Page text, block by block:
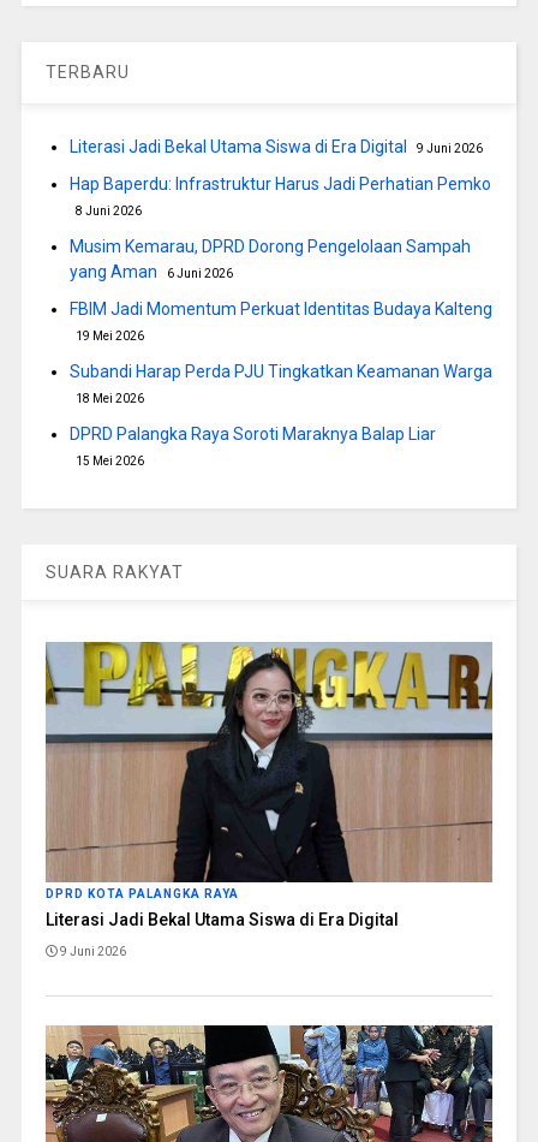
TERBARU
Literasi Jadi Bekal Utama Siswa di Era Digital 9 Juni 2026
Hap Baperdu: Infrastruktur Harus Jadi Perhatian Pemko
8 Juni 2026
Musim Kemarau, DPRD Dorong Pengelolaan Sampah
yang Aman
6 Juni 2026
FBIM Jadi Momentum Perkuat Identitas Budaya Kalteng
19 Mei 2026
Subandi Harap Perda PJU Tingkatkan Keamanan Warga
18 Mei 2026
DPRD Palangka Raya Soroti Maraknya Balap Liar
15 Mei 2026
SUARA RAKYAT
DPRD KOTA PALANGKA RAYA
Literasi Jadi Bekal Utama Siswa di Era Digital
9 Juni 2026